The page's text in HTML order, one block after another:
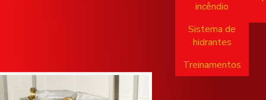
incêndio
Sistema de
hidrantes
Treinamentos